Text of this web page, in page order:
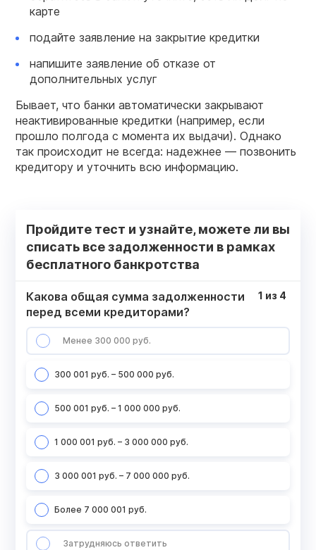
карте
подайте заявление на закрытие кредитки
напишите заявление об отказе от
дополнительных услуг
Бывает, что банки автоматически закрывают
неактивированные кредитки (например, если
прошло полгода с момента их выдачи). Однако
так происходит не всегда: надежнее — позвонить
кредитору и уточнить всю информацию.
Пройдите тест и узнайте, можете ли вы
списать все задолженности в рамках
бесплатного банкротства
Какова общая сумма задолженности
перед всеми кредиторами?
Менее 300 000 руб.
300 001 руб. – 500 000 руб.
500 001 руб. – 1 000 000 руб.
1 000 001 руб. – 3 000 000 руб.
3 000 001 руб. – 7 000 000 руб.
Более 7 000 001 руб.
Затрудняюсь ответить
1 из 4